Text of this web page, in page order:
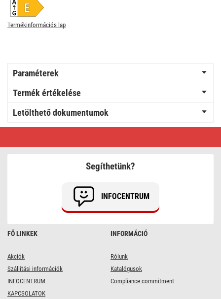
Termékinformációs lap
Paraméterek
Termék értékelése
Letölthető dokumentumok
fehér
FŐ LINKEK
Akciók
Szállítási információk
INFOCENTRUM
KAPCSOLATOK
INFORMÁCIÓ
Rólunk
Katalógusok
Compliance commitment
Segíthetünk?
INFOCENTRUM